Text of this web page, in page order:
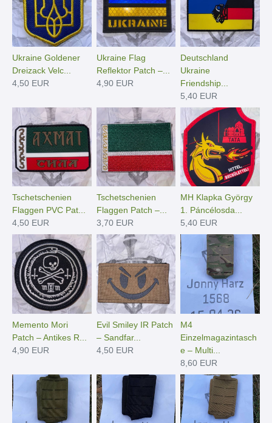
Ukraine Goldener
Dreizack Velc...
4,50 EUR
Ukraine Flag
Reflektor Patch –...
4,90 EUR
Deutschland
Ukraine
Friendship...
5,40 EUR
Tschetschenien
Flaggen PVC Pat...
4,50 EUR
Tschetschenien
Flaggen Patch –...
3,70 EUR
MH Klapka György
1. Páncélosda...
5,40 EUR
Memento Mori
Patch – Antikes R...
4,90 EUR
Evil Smiley IR Patch
– Sandfar...
4,50 EUR
M4
Einzelmagazintasch
e – Multi...
8,60 EUR